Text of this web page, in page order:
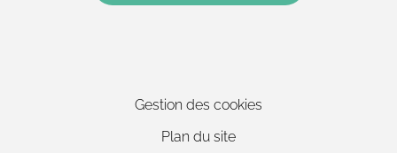
Gestion des cookies
Plan du site